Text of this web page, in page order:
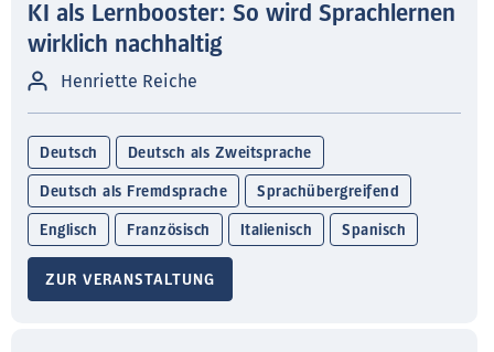
KI als Lernbooster: So wird Sprachlernen
wirklich nachhaltig
Henriette Reiche
Deutsch Deutsch als Zweitsprache
Deutsch als Fremdsprache Sprachübergreifend
Englisch Französisch Italienisch Spanisch
ZUR VERANSTALTUNG